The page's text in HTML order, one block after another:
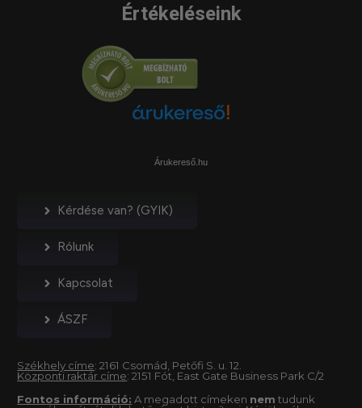
Értékeléseink
Árukereső.hu
Kérdése van? (GYIK)
Rólunk
Kapcsolat
ÁSZF
Székhely címe: 2161 Csomád, Petőfi S. u. 12.
Központi raktár címe: 2151 Fót, East Gate Business Park C/2
Fontos információ: A megadott címeken nem tudunk